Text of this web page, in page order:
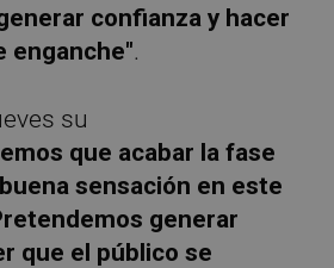
confianza y hacer
enganche".
su
que acabar la fase
sensación en este
generar
que el público se